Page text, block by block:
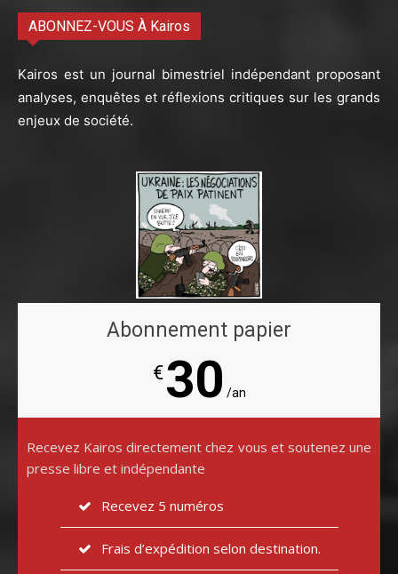
ABONNEZ-VOUS À Kairos
Kairos est un journal bimestriel indépendant proposant
analyses, enquêtes et réflexions critiques sur les grands
enjeux de société.
Abonnement papier
€30 /an
Recevez Kairos directement chez vous et soutenez une
presse libre et indépendante
Recevez 5 numéros
Frais d’expédition selon destination.